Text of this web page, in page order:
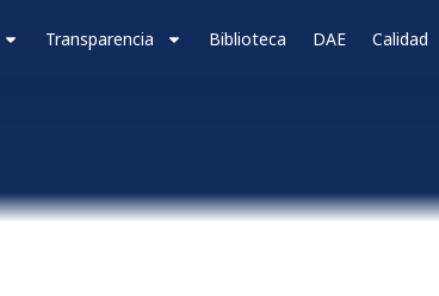
Transparencia Biblioteca DAE Calidad